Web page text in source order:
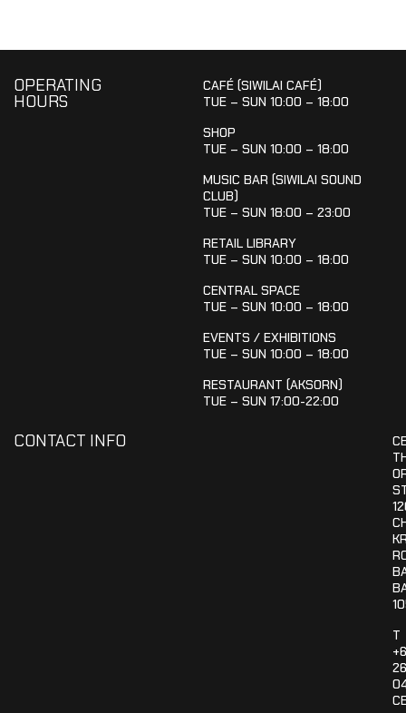
OPERATING
HOURS
CAFÉ (SIWILAI CAFÉ)
TUE – SUN 10:00 – 18:00
SHOP
TUE – SUN 10:00 – 18:00
MUSIC BAR (SIWILAI SOUND
CLUB)
TUE – SUN 18:00 – 23:00
RETAIL LIBRARY
TUE – SUN 10:00 – 18:00
CENTRAL SPACE
TUE – SUN 10:00 – 18:00
EVENTS / EXHIBITIONS
TUE – SUN 10:00 – 18:00
RESTAURANT (AKSORN)
TUE – SUN 17:00-22:00
CONTACT INFO
T